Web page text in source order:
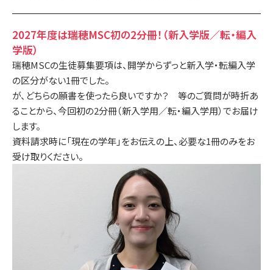
学校概要
通信制高校について
提携校の紹介
教職員採用
2027年度は瑞穂MSC初の2分冊！（新入学版／転・編入
学版）
瑞穂MSCの生徒募集要項は、開学からずっと新入学・転編入学
の区分がない1冊でした。
が、どちらの願書を使ったら良いですか？ 等のご質問が時折あ
ることから、今回初の2分冊（新入学用／転・編入学用）でお届け
します。
資料請求時に「現在の学年」をお伝えの上、必要な1冊のみをお
受け取りください。